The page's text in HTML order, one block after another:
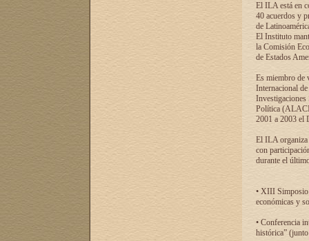
El ILA está en
40 acuerdos y
de
El Instituto
la Comisión
de Estados
Es miembro de
Internacional
Investigaciones
Política
2001 a 2003 el
El ILA organiza
con
durante el
• XIII Simposio
económicas y
• Conferencia
histórica”